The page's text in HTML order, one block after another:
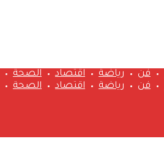
فن رياضة اقتصاد الصحة
فن رياضة اقتصاد الصحة